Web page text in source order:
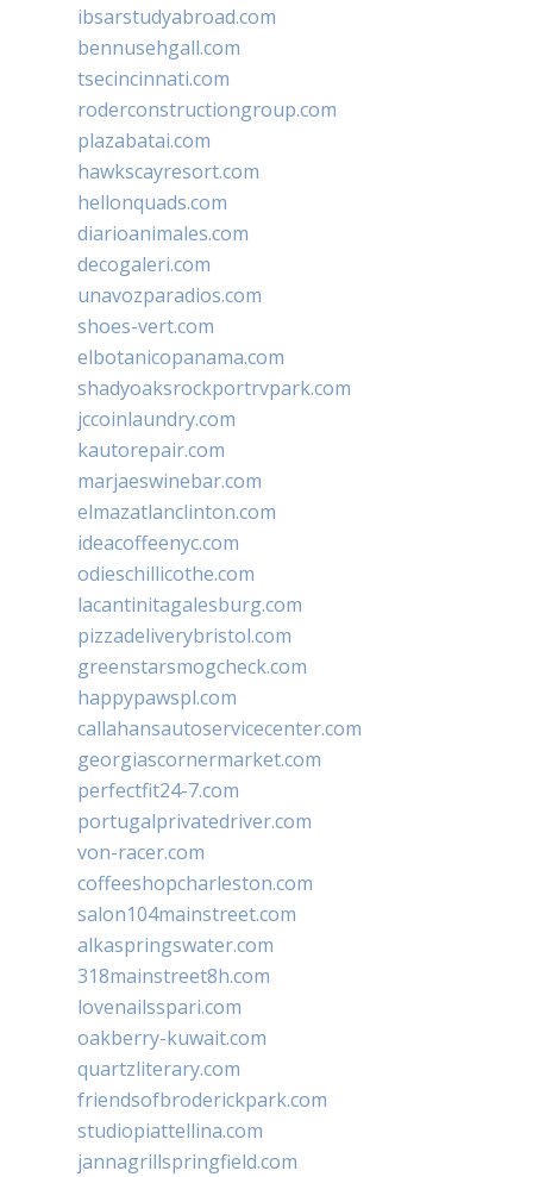
ibsarstudyabroad.com
bennusehgall.com
tsecincinnati.com
roderconstructiongroup.com
plazabatai.com
hawkscayresort.com
hellonquads.com
diarioanimales.com
decogaleri.com
unavozparadios.com
shoes-vert.com
elbotanicopanama.com
shadyoaksrockportrvpark.com
jccoinlaundry.com
kautorepair.com
marjaeswinebar.com
elmazatlanclinton.com
ideacoffeenyc.com
odieschillicothe.com
lacantinitagalesburg.com
pizzadeliverybristol.com
greenstarsmogcheck.com
happypawspl.com
callahansautoservicecenter.com
georgiascornermarket.com
perfectfit24-7.com
portugalprivatedriver.com
von-racer.com
coffeeshopcharleston.com
salon104mainstreet.com
alkaspringswater.com
318mainstreet8h.com
lovenailsspari.com
oakberry-kuwait.com
quartzliterary.com
friendsofbroderickpark.com
studiopiattellina.com
jannagrillspringfield.com